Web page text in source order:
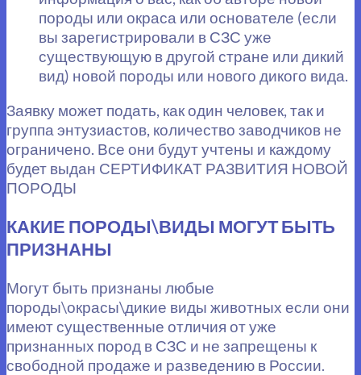
породы или окраса или основателе (если
вы зарегистрировали в СЗС уже
существующую в другой стране или дикий
вид) новой породы или нового дикого вида.
Заявку может подать, как один человек, так и
группа энтузиастов, количество заводчиков не
ограничено. Все они будут учтены и каждому
будет выдан СЕРТИФИКАТ РАЗВИТИЯ НОВОЙ
ПОРОДЫ
КАКИЕ ПОРОДЫ\ВИДЫ МОГУТ БЫТЬ
ПРИЗНАНЫ
Могут быть признаны любые
породы\окрасы\дикие виды животных если они
имеют существенные отличия от уже
признанных пород в СЗС и не запрещены к
свободной продаже и разведению в России.